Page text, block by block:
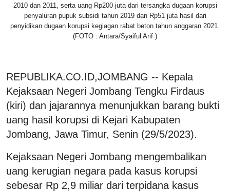
2010 dan 2011, serta uang Rp200 juta dari tersangka dugaan korupsi
penyaluran pupuk subsidi tahun 2019 dan Rp51 juta hasil dari
penyidikan dugaan korupsi kegiagan rabat beton tahun anggaran 2021.
(FOTO : Antara/Syaiful Arif )
REPUBLIKA.CO.ID,JOMBANG -- Kepala
Kejaksaan Negeri Jombang Tengku Firdaus
(kiri) dan jajarannya menunjukkan barang bukti
uang hasil korupsi di Kejari Kabupaten
Jombang, Jawa Timur, Senin (29/5/2023).
Kejaksaan Negeri Jombang mengembalikan
uang kerugian negara pada kasus korupsi
sebesar Rp 2,9 miliar dari terpidana kasus